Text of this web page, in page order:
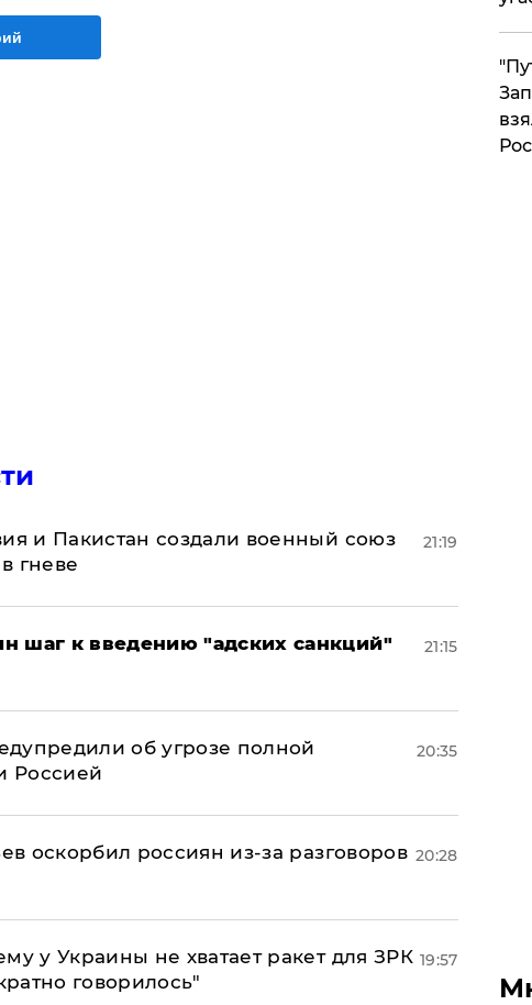
и Пакистан создали военный союз
гневе
21:19
шаг к введению "адских санкций"
21:15
об угрозе полной
Россией
20:35
оскорбил россиян из-за разговоров 20:28
у Украины не хватает ракет для ЗРК
говорилось"
19:57